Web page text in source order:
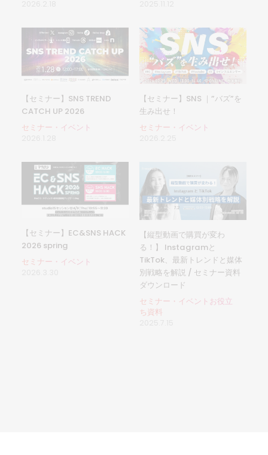
【セミナー】SNS TREND
CATCH UP 2026
セミナー・イベント
【セミナー】SNS ｜”バズ”を
生み出せ！
セミナー・イベント
【セミナー】EC&SNS HACK
2026 spring
セミナー・イベント
【縦型動画で購買が変わ
る！】 Instagramと
TikTok、最新トレンドと媒体
別戦略を解説 / セミナー資料
ダウンロード
セミナー・イベントお役立
ち資料